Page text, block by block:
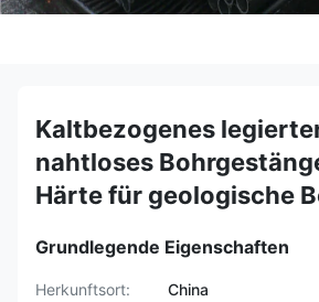
Kaltbezogenes
nahtloses
Härte für geologische
Grundlegende Eigenschaften
Herkunftsort:
China